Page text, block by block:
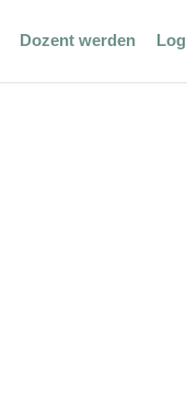
Dozent werden